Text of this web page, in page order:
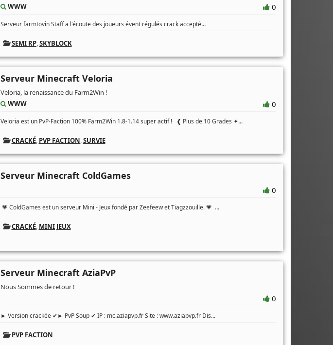
WWW
0
Serveur farmtovin Staff a l'écoute des joueurs évent régulés crack accepté...
SEMI RP,SKYBLOCK
Serveur Minecraft Veloria
Veloria, la renaissance du Farm2Win !
WWW
0
Veloria est un PvP-Faction 100% Farm2Win 1.8-1.14 super actif ! ❰ Plus de 10 Grades ✦...
CRACKÉ, PVP FACTION,SURVIE
Serveur Minecraft ColdGames
0
💗 ColdGames est un serveur Mini - Jeux fondé par Zeefeew et Tiagzzouille. 💗 ...
CRACKÉ, MINI JEUX
Serveur Minecraft AziaPvP
Nous Sommes de retour !
0
► Version crackée ✔► PvP Soup ✔ IP : mc.aziapvp.fr Site : www.aziapvp.fr Dis...
PVP FACTION